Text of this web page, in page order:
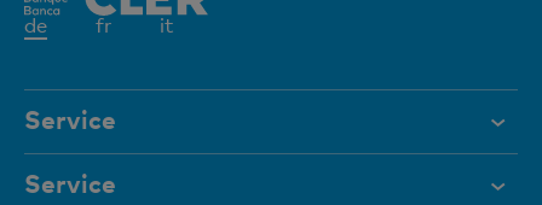
deAktives
fr it
Service
Hilfe & Kontakt
Service